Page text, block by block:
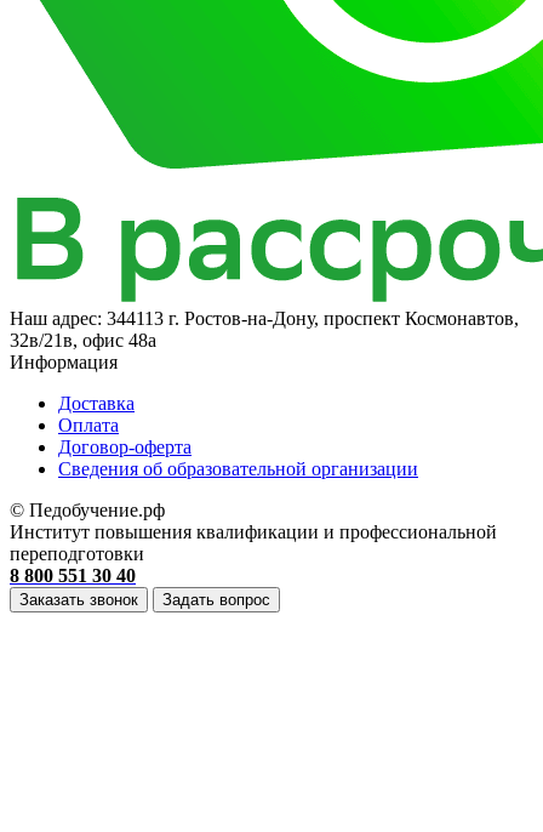
Наш адрес: 344113 г. Ростов-на-Дону, проспект Космонавтов,
32в/21в, офис 48а
Информация
Доставка
Оплата
Договор-оферта
Cведения об образовательной организации
© Педобучение.рф
Институт повышения квалификации и профессиональной
переподготовки
8 800 551 30 40
Заказать звонок Задать вопрос